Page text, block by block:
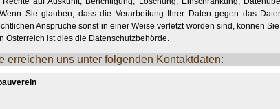
Sie glauben, dass die Verarbeitung Ihrer Daten gegen das
Ansprüche sonst in einer Weise verletzt worden sind, können
Österreich ist dies die Datenschutzbehörde.
erreichen uns unter folgenden Kontaktdaten: